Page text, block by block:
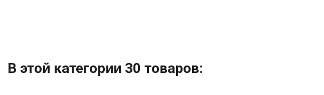
В этой категории 30 товаров: